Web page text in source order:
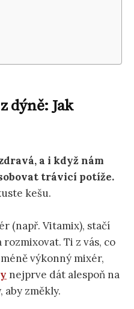
dýně: Jak
a i když nám
trávicí potíže.
kešu.
(např. Vitamix), stačí
Ti z vás, co
výkonný mixér,
nejprve dát alespoň na
změkly.